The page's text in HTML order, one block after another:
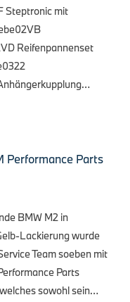
Steptronic mit
Reifenpannenset
Performance Parts
BMW M2 in
Lackierung wurde
Team soeben mit
Parts
sowohl sein…